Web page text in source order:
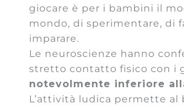
giocare è per i bambini il
mondo, di sperimentare, di
imparare.
Le neuroscienze hanno
stretto contatto fisico con i
notevolmente inferiore
L’attività ludica permette al